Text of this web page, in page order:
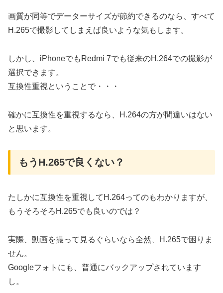
画質が同等でデーターサイズが節約できるのなら、すべて
H.265で撮影してしまえば良いような気もします。
しかし、iPhoneでもRedmi 7でも従来のH.264での撮影が
選択できます。
互換性重視ということで・・・
確かに互換性を重視するなら、H.264の方が間違いはない
と思います。
もうH.265で良くない？
たしかに互換性を重視してH.264ってのもわかりますが、
もうそろそろH.265でも良いのでは？
実際、動画を撮って見るぐらいなら全然、H.265で困りま
せん。
Googleフォトにも、普通にバックアップされています
し。